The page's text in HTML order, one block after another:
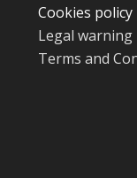
Cookies policy
Legal warning
Terms and